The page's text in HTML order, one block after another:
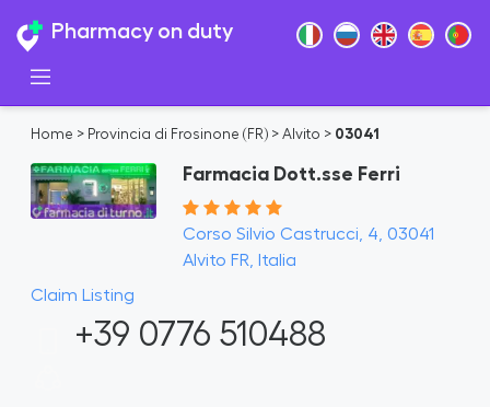
Pharmacy on duty
Home > Provincia di Frosinone (FR) > Alvito > 03041
Farmacia Dott.sse Ferri
Corso Silvio Castrucci, 4, 03041
Alvito FR, Italia
Claim Listing
+39 0776 510488